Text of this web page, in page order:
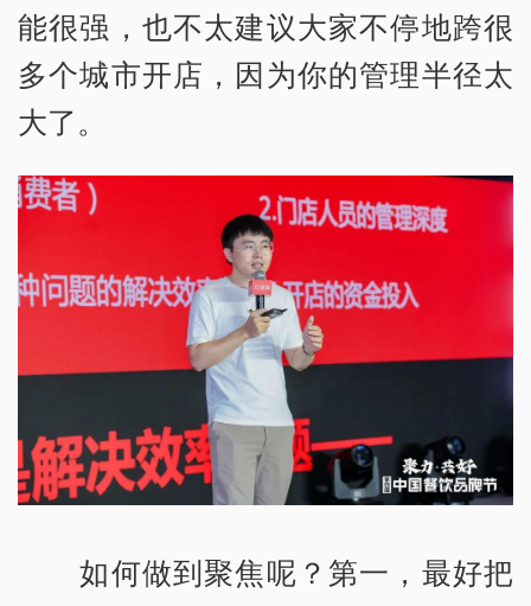
能很强，也不太建议大家不停地跨很
多个城市开店，因为你的管理半径太
大了。
如何做到聚焦呢？第一，最好把